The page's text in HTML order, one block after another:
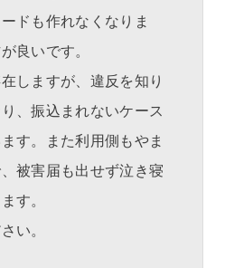
ドも作れなくなりま
良いです。
しますが、違反を知り
、振込まれないケース
す。また利用側もやま
被害届も出せず泣き寝
す。
い。